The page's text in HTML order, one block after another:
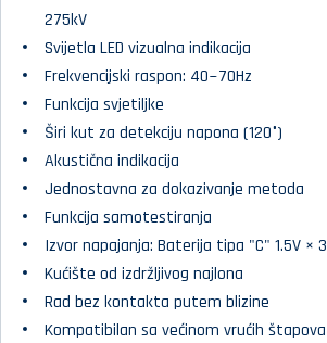
275kV
Svijetla LED vizualna indikacija
Frekvencijski raspon: 40~70Hz
Funkcija svjetiljke
Širi kut za detekciju napona (120°)
Akustična indikacija
Jednostavna za dokazivanje metoda
Funkcija samotestiranja
Izvor napajanja: Baterija tipa "C" 1.5V × 3
Kućište od izdržljivog najlona
Rad bez kontakta putem blizine
Kompatibilan sa većinom vrućih štapova